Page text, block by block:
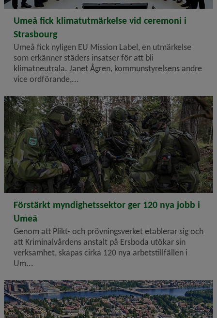
2024-10-23
Umeå fick klimatutmärkelse vid ceremoni i
Strasbourg
Umeå fick nyligen EU Mission Label, en utmärkelse
som erkänner städers insatser för att bli
klimatneutrala. Janet Ågren, kommunstyrelsens andre
vice ordförande,...
2024-10-22
Förstärkt myndighetssektor ger 120 nya jobb i
Umeå
Genom att Plikt- och prövningsverket etablerar sig och
att Kriminalvårdens anstalt på Ersboda utökar sin
verksamhet, skapas cirka 120 nya arbets­tillfällen i
Um...